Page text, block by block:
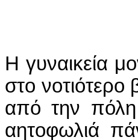
Η γυναικεία
στο
από την
αητοφωλιά